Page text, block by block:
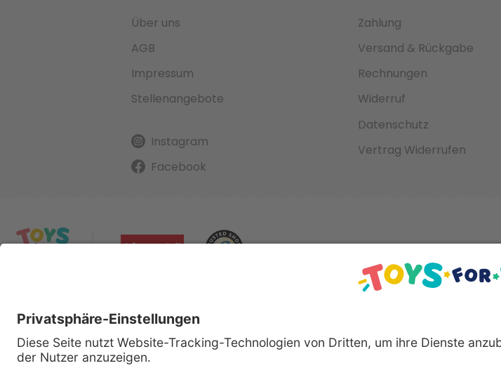
Über uns
AGB
Impressum
Stellenangebote
Instagram
Facebook
Zahlung
Versand & Rückgabe
Rechnungen
Widerruf
Datenschutz
Vertrag Widerrufen